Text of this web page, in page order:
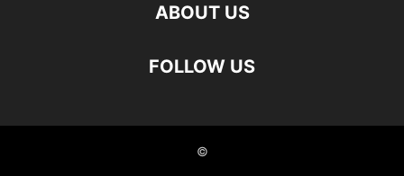
ABOUT US
FOLLOW US
©